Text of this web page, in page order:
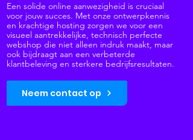
Een solide online aanwezigheid is cruciaal
voor jouw succes. Met onze ontwerpkennis
en krachtige hosting zorgen we voor een
visueel aantrekkelijke, technisch perfecte
webshop die niet alleen indruk maakt, maar
ook bijdraagt aan een verbeterde
klantbeleving en sterkere bedrijfsresultaten.
Neem contact op